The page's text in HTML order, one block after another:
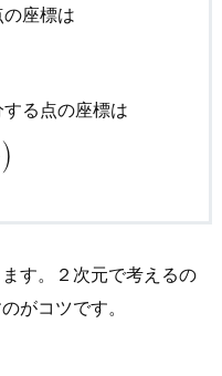
座標は
る点の座標は
)
す。２次元で考えるの
がコツです。